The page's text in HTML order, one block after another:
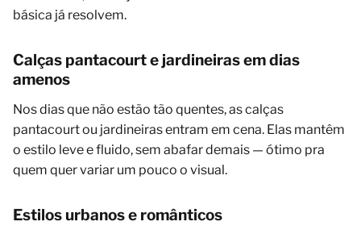
básica já resolvem.
Calças pantacourt e jardineiras em dias
amenos
Nos dias que não estão tão quentes, as calças
pantacourt ou jardineiras entram em cena. Elas mantêm
o estilo leve e fluido, sem abafar demais — ótimo pra
quem quer variar um pouco o visual.
Estilos urbanos e românticos